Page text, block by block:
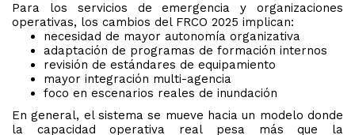
Para los servicios de emergencia y organizaciones
operativas, los cambios del FRCO 2025 implican:
necesidad de mayor autonomía organizativa
adaptación de programas de formación internos
revisión de estándares de equipamiento
mayor integración multi-agencia
foco en escenarios reales de inundación
En general, el sistema se mueve hacia un modelo donde
la capacidad operativa real pesa más que la